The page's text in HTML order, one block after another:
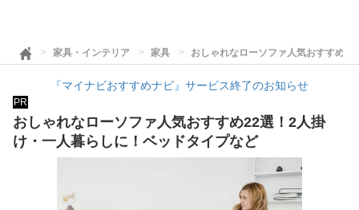
家具・インテリア 家具 おしゃれなローソファ人気おすすめ
『マイナビおすすめナビ』サービス終了のお知らせ
PR
おしゃれなローソファ人気おすすめ22選！2人掛
け・一人暮らしに！ベッドタイプなど